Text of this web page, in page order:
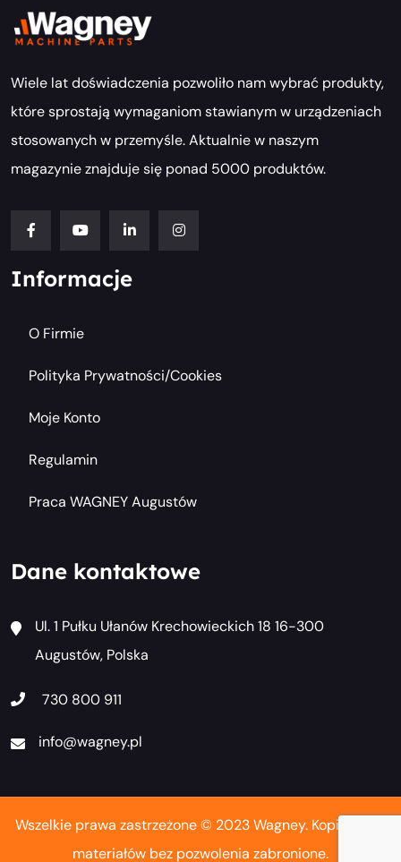
Wiele lat doświadczenia pozwoliło nam wybrać produkty,
które sprostają wymaganiom stawianym w urządzeniach
stosowanych w przemyśle. Aktualnie w naszym
magazynie znajduje się ponad 5000 produktów.
Informacje
O Firmie
Polityka Prywatności/cookies
Moje Konto
Regulamin
Praca WAGNEY Augustów
Dane kontaktowe
Ul. 1 Pułku Ułanów Krechowieckich 18 16-300
Augustów, Polska
730 800 911
info@wagney.pl
Wszelkie prawa zastrzeżone © 2023 Wagney. Kopiowanie
materiałów bez pozwolenia zabronione.